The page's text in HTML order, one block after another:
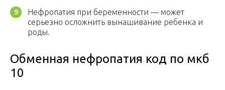
Нефропатия при беременности — может
серьезно осложнить вынашивание ребенка и
роды.
Обменная нефропатия код по мкб
10